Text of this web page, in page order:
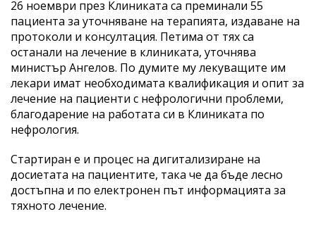
26 ноември през Клиниката са преминали 55
пациента за уточняване на терапията, издаване на
протоколи и консултация. Петима от тях са
останали на лечение в клиниката, уточнява
министър Ангелов. По думите му лекуващите им
лекари имат необходимата квалификация и опит за
лечение на пациенти с нефрологични проблеми,
благодарение на работата си в Клиниката по
нефрология.
Стартиран е и процес на дигитализиране на
досиетата на пациентите, така че да бъде лесно
достъпна и по електронен път информацията за
тяхното лечение.